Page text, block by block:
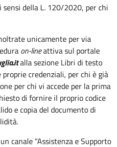
sensi della L. 120/2020, per chi
unicamente per via
on-lineattiva sul portale
alla sezione Libri di testo
credenziali, per chi è già
per chi vi accede per la prima
di fornire il proprio codice
e copia del documento di
canale “Assistenza e Supporto